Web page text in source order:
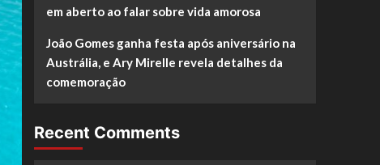
em aberto ao falar sobre vida amorosa
João Gomes ganha festa após aniversário na
Austrália, e Ary Mirelle revela detalhes da
comemoração
Recent Comments